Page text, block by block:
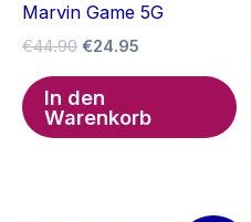
Marvin Game 5G
€44.90 Ursprünglicher
€44.90
€24.95
€24.95.
In den
Warenkorb